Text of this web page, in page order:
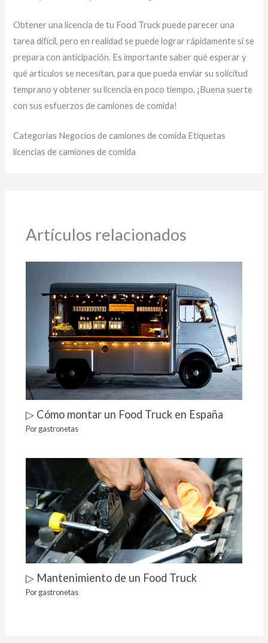
Obtener una licencia de tu Food Truck puede parecer una
tarea difícil, pero en realidad se puede lograr rápidamente si se
prepara con anticipación. Es importante saber qué esperar y
qué artículos se necesitan, para que pueda enviar su solicitud
temprano y obtener su licencia en poco tiempo. ¡Buena suerte
con sus esfuerzos de camiones de comida!
Categorías Negocios de camiones de comida Etiquetas
licencias de camiones de comida
Artículos relacionados
▷ Cómo montar un Food Truck en España
Porgastronetas
▷ Mantenimiento de un Food Truck
Porgastronetas